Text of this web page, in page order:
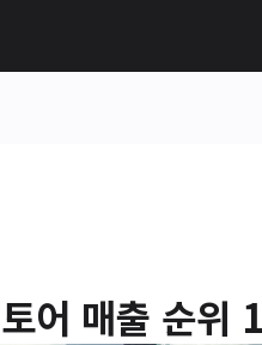
어 매출 순위